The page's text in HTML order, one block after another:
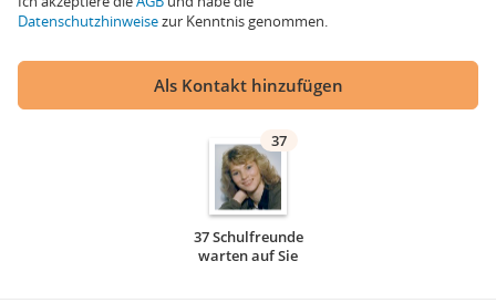
Datenschutzhinweisezur Kenntnis genommen.
Als Kontakt hinzufügen
37
37 Schulfreunde
warten auf Sie